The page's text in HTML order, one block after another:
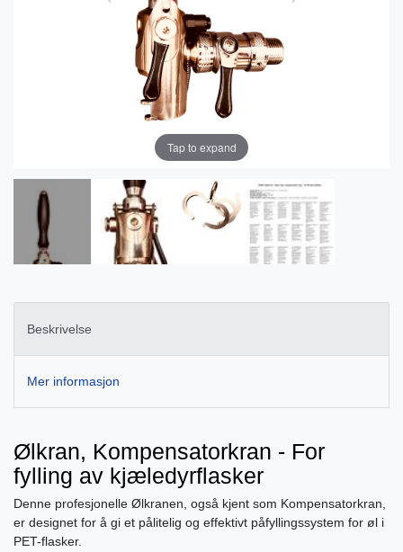
Tap to expand
Beskrivelse
Mer informasjon
Ølkran, Kompensatorkran - For
fylling av kjæledyrflasker
Denne profesjonelle Ølkranen, også kjent som Kompensatorkran,
er designet for å gi et pålitelig og effektivt påfyllingssystem for øl i
PET-flasker.